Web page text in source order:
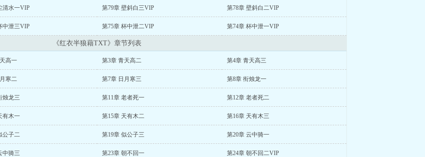
清水一VIP 第79章 壁斜白三VIP 第78章 壁斜白二VIP
中泄三VIP 第75章 杯中泄二VIP 第74章 杯中泄一VIP
《红衣半狼藉TXT》章节列表
高一 第3章 青天高二 第4章 青天高三
寒二 第7章 日月寒三 第8章 衔烛龙一
烛龙三 第11章 老者死一 第12章 老者死二
有木一 第15章 天有木二 第16章 天有木三
公子二 第19章 似公子三 第20章 云中骑一
中骑三 第23章 朝不回一 第24章 朝不回二VIP